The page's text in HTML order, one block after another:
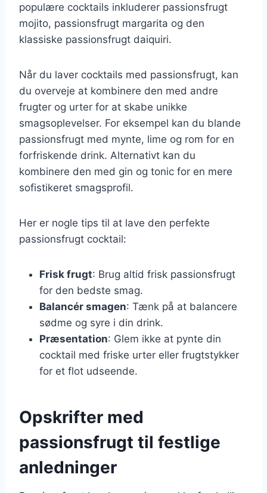
populære cocktails inkluderer passionsfrugt
mojito, passionsfrugt margarita og den
klassiske passionsfrugt daiquiri.
Når du laver cocktails med passionsfrugt, kan
du overveje at kombinere den med andre
frugter og urter for at skabe unikke
smagsoplevelser. For eksempel kan du blande
passionsfrugt med mynte, lime og rom for en
forfriskende drink. Alternativt kan du
kombinere den med gin og tonic for en mere
sofistikeret smagsprofil.
Her er nogle tips til at lave den perfekte
passionsfrugt cocktail:
Frisk frugt: Brug altid frisk passionsfrugt
for den bedste smag.
Balancér smagen: Tænk på at balancere
sødme og syre i din drink.
Præsentation: Glem ikke at pynte din
cocktail med friske urter eller frugtstykker
for et flot udseende.
Opskrifter med
passionsfrugt til festlige
anledninger